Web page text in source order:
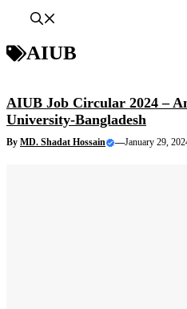
AIUB
AIUB Job Circular 2024 –
University-Bangladesh
By MD. Shadat Hossain —January 29,